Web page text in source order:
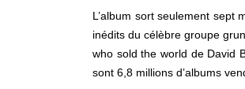
L’album sort seulement sept
inédits du célèbre groupe
who sold the world de David
sont 6,8 millions d’albums